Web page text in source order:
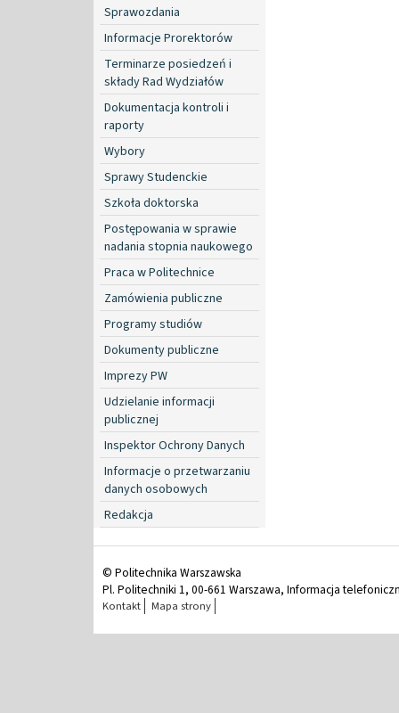
Sprawozdania
Informacje Prorektorów
Terminarze posiedzeń i
składy Rad Wydziałów
Dokumentacja kontroli i
raporty
Wybory
Sprawy Studenckie
Szkoła doktorska
Postępowania w sprawie
nadania stopnia naukowego
Praca w Politechnice
Zamówienia publiczne
Programy studiów
Dokumenty publiczne
Imprezy PW
Udzielanie informacji
publicznej
Inspektor Ochrony Danych
Informacje o przetwarzaniu
danych osobowych
Redakcja
© Politechnika Warszawska
Pl. Politechniki 1, 00-661 Warszawa, Informacja
Kontakt Mapa strony